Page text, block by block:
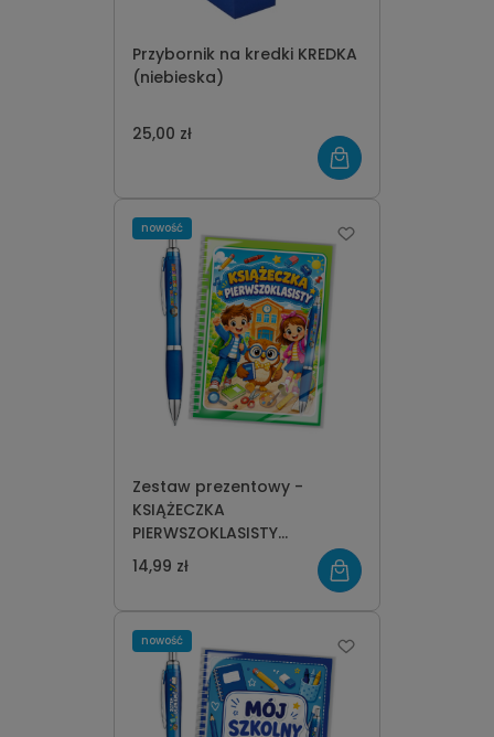
Przybornik na kredki KREDKA
(niebieska)
25,00 zł
Zestaw prezentowy -
KSIĄŻECZKA
PIERWSZOKLASISTY
(książeczka A5 + długopis)
14,99 zł
nowość
nowość